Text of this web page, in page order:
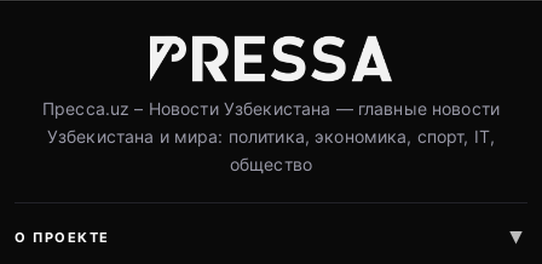
Пресса.uz – Новости Узбекистана — главные новости
Узбекистана и мира: политика, экономика, спорт, IT,
общество
О ПРОЕКТЕ